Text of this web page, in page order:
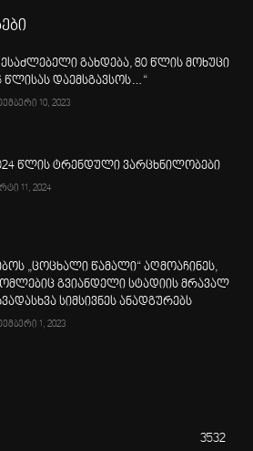
გახდება, 80 წლის მოხუცი
წლისას დაემსგავსოს…“
10, 2023
წლის ტრენდული ვარცხნილობები
11, 2024
„ცოცხალი წამალი“ აღმოაჩინეს,
გვიანდელი სტადიის მრავალ
სიმსივნეს ანადგურებს
1, 2023
3532